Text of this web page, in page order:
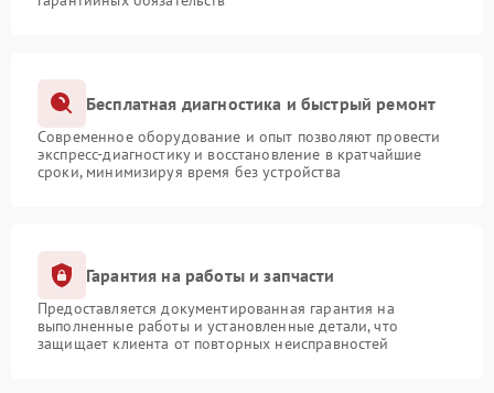
Бесплатная диагностика и быстрый ремонт
Современное оборудование и опыт позволяют провести
экспресс-диагностику и восстановление в кратчайшие
сроки, минимизируя время без устройства
Гарантия на работы и запчасти
Предоставляется документированная гарантия на
выполненные работы и установленные детали, что
защищает клиента от повторных неисправностей